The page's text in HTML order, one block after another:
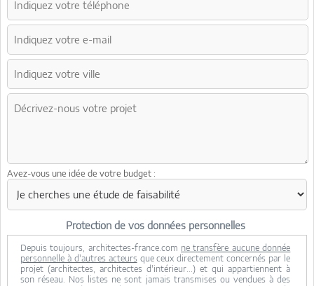
Avez-vous une idée de votre budget :
Protection de vos données personnelles
Depuis toujours, architectes-france.com ne transfère aucune donnée
personnelle à d'autres acteurs que ceux directement concernés par le
projet (architectes, architectes d'intérieur...) et qui appartiennent à
son réseau. Nos listes ne sont jamais transmises ou vendues à des